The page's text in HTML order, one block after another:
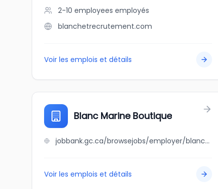
2-10 employees employés
blanchetrecrutement.com
Voir les emplois et détails
Blanc Marine Boutique
jobbank.gc.ca/browsejobs/employer/blanc+marine+boutique/ca
Voir les emplois et détails